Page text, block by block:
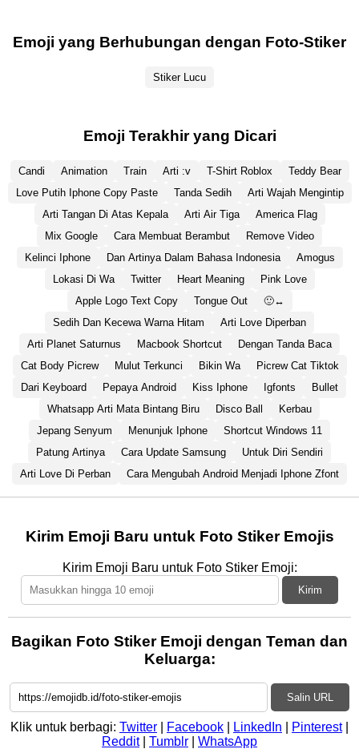
Emoji yang Berhubungan dengan Foto-Stiker
Stiker Lucu
Emoji Terakhir yang Dicari
Candi Animation Train Arti :v T-Shirt Roblox
Teddy Bear
Love Putih Iphone Copy Paste
Tanda Sedih
Arti Wajah Mengintip
Arti Tangan Di Atas Kepala
Arti Air Tiga
America Flag
Mix Google
Cara Membuat Berambut
Remove Video
Kelinci Iphone
Dan Artinya Dalam Bahasa Indonesia
Amogus
Lokasi Di Wa
Twitter Heart Meaning
Pink Love
Apple Logo Text Copy
Tongue Out
🙂↔
Sedih Dan Kecewa Warna Hitam
Arti Love Diperban
Arti Planet Saturnus
Macbook Shortcut
Dengan Tanda Baca
Cat Body Picrew
Mulut Terkunci Bikin Wa
Picrew Cat Tiktok
Dari Keyboard
Pepaya Android Kiss Iphone Igfonts
Bullet
Whatsapp Arti Mata Bintang Biru
Disco Ball
Kerbau
Jepang Senyum
Menunjuk Iphone
Shortcut Windows 11
Patung Artinya
Cara Update Samsung
Untuk Diri Sendiri
Arti Love Di Perban
Cara Mengubah Android Menjadi Iphone Zfont
Kirim Emoji Baru untuk Foto Stiker Emojis
Kirim Emoji Baru untuk Foto Stiker Emoji:
Kirim
Bagikan Foto Stiker Emoji dengan Teman dan
Keluarga:
Salin URL
Klik untuk berbagi: Twitter Facebook LinkedIn Pinterest|
Reddit| Tumblr WhatsApp